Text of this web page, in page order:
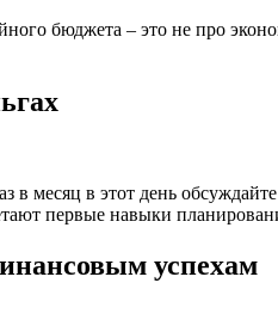
бюджета – это не про
в месяц в этот день
первые навыки
успехам